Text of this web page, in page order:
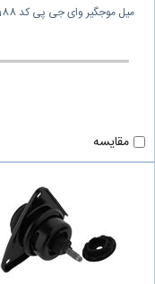
میل موجگیر وای جی پی کد 188 من
مقایسه